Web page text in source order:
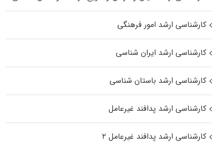
کارشناسی ارشد امور فرهنگی
کارشناسی ارشد ایران شناسی
کارشناسی ارشد باستان شناسی
کارشناسی ارشد پدافند غیرعامل
کارشناسی ارشد پدافند غیرعامل ۲